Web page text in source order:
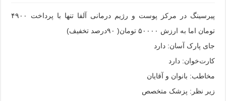
پیرسینگ در مرکز پوست و رژیم درمانی آلفا تنها با پرداخت ۴۹۰۰
تومان اما به ارزش ۵۰۰۰۰ تومان( ۹۰درصد تخفیف)
جای پارک آسان: دارد
کارت‌خوان: دارد
مخاطب: بانوان و آقایان
زیر نظر: پزشک متخصص